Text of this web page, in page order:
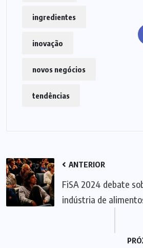
ingredientes
inovação
novos negócios
tendências
ANTERIOR
FiSA 2024 debate
indústria de